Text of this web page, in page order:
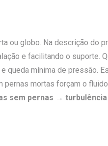
globo. Na descrição do
e facilitando o suporte.
queda mínima de pressão.
pernas mortas forçam o
sem pernas →